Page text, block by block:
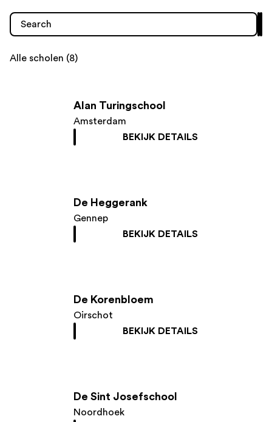
Alle scholen (8)
Alan Turingschool
Amsterdam
BEKIJK DETAILS
De Heggerank
Gennep
BEKIJK DETAILS
De Korenbloem
Oirschot
BEKIJK DETAILS
De Sint Josefschool
Noordhoek